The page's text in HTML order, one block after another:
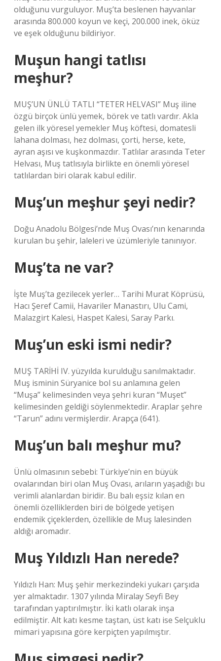
olduğunu vurguluyor. Muş’ta beslenen hayvanlar
arasında 800.000 koyun ve keçi, 200.000 inek, öküz
ve eşek olduğunu bildiriyor.
Muşun hangi tatlısı
meşhur?
MUŞ’UN ÜNLÜ TATLI “TETER HELVASI” Muş iline
özgü birçok ünlü yemek, börek ve tatlı vardır. Akla
gelen ilk yöresel yemekler Muş köftesi, domatesli
lahana dolması, hez dolması, çorti, herse, kete,
ayran aşısı ve kuşkonmazdır. Tatlılar arasında Teter
Helvası, Muş tatlısıyla birlikte en önemli yöresel
tatlılardan biri olarak kabul edilir.
Muş’un meşhur şeyi nedir?
Doğu Anadolu Bölgesi’nde Muş Ovası’nın kenarında
kurulan bu şehir, laleleri ve üzümleriyle tanınıyor.
Muş’ta ne var?
İşte Muş’ta gezilecek yerler… Tarihi Murat Köprüsü,
Hacı Şeref Camii, Havariler Manastırı, Ulu Cami,
Malazgirt Kalesi, Haspet Kalesi, Saray Parkı.
Muş’un eski ismi nedir?
MUŞ TARİHİ IV. yüzyılda kurulduğu sanılmaktadır.
Muş isminin Süryanice bol su anlamına gelen
“Muşa” kelimesinden veya şehri kuran “Muşet”
kelimesinden geldiği söylenmektedir. Araplar şehre
“Tarun” adını vermişlerdir. Arapça (641).
Muş’un balı meşhur mu?
Ünlü olmasının sebebi: Türkiye’nin en büyük
ovalarından biri olan Muş Ovası, arıların yaşadığı bu
verimli alanlardan biridir. Bu balı eşsiz kılan en
önemli özelliklerden biri de bölgede yetişen
endemik çiçeklerden, özellikle de Muş lalesinden
aldığı aromadır.
Muş Yıldızlı Han nerede?
Yıldızlı Han: Muş şehir merkezindeki yukarı çarşıda
yer almaktadır. 1307 yılında Miralay Seyfi Bey
tarafından yaptırılmıştır. İki katlı olarak inşa
edilmiştir. Alt katı kesme taştan, üst katı ise Selçuklu
mimari yapısına göre kerpiçten yapılmıştır.